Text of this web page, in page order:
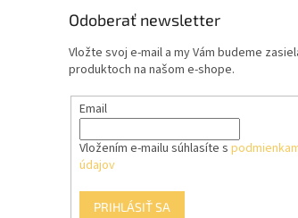
Odoberať newsletter
Vložte svoj e-mail a my Vám budeme
produktoch na našom e-shope.
Email
Vložením e-mailu súhlasíte s
údajov
PRIHLÁSIŤ SA